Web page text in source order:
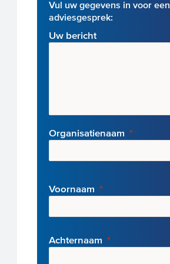
Vul uw gegevens in voor een
adviesgesprek:
Uw bericht
Organisatienaam
Voornaam
Achternaam